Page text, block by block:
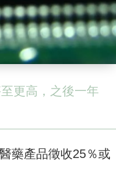
更高，之後一年
藥產品徵收25％或